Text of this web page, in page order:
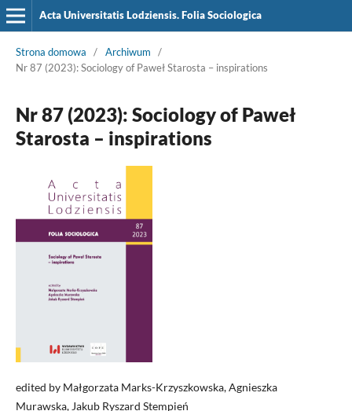
Acta Universitatis Lodziensis. Folia Sociologica
Strona domowa / Archiwum
/
Nr 87 (2023): Sociology of Paweł Starosta – inspirations
Nr 87 (2023): Sociology of Paweł
Starosta – inspirations
edited by Małgorzata Marks-Krzyszkowska, Agnieszka
Murawska, Jakub Ryszard Stempień